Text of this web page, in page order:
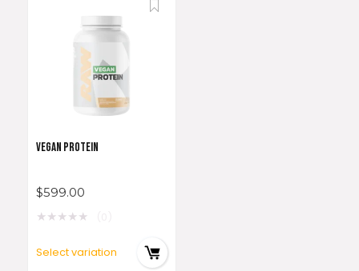
VEGAN PROTEIN
$599.00
★★★★★
Select variation